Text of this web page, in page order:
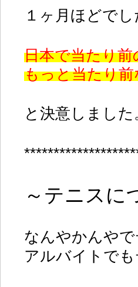
１ヶ月ほどで
日本で当たり
もっと当たり
と決意しました
～テニスに
なんやかんや
アルバイトで